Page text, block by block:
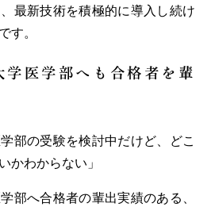
最新技術を積極的に導入し続け
す。
学医学部へも合格者を輩
部の受験を検討中だけど、どこ
かわからない」
部へ合格者の輩出実績のある、